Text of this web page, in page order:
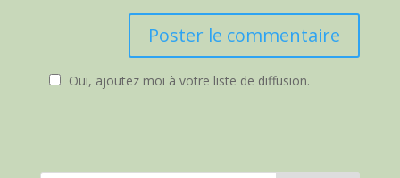
Oui, ajoutez moi à votre liste de diffusion.